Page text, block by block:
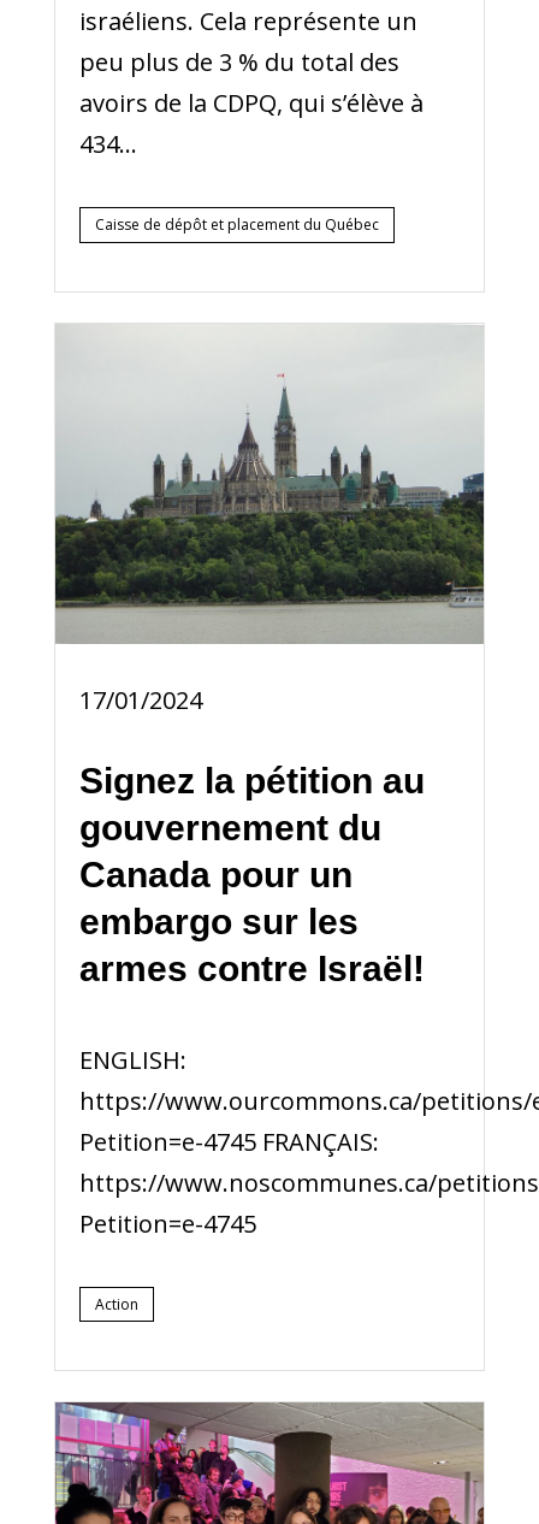
israéliens. Cela représente un
peu plus de 3 % du total des
avoirs de la CDPQ, qui s’élève à
434...
Caisse de dépôt et placement du Québec
17/01/2024
Signez la pétition au
gouvernement du
Canada pour un
embargo sur les
armes contre Israël!
ENGLISH:
https://www.ourcommons.ca/petitions/
Petition=e-4745 FRANÇAIS:
https://www.noscommunes.ca/
Petition=e-4745
Action